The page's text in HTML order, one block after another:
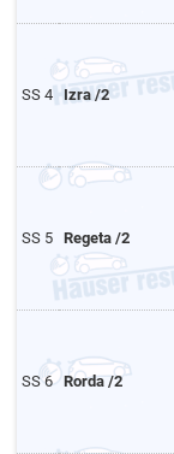
SS 4 Izra /2
SS 5 Regeta /2
SS 6 Rorda /2